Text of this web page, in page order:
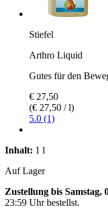
Stiefel
Arthro Liquid
Gutes für den
€ 27,50
(€ 27,50 / l)
5.0 (1)
Inhalt: 1 l
Auf Lager
Zustellung bis Samstag,
23:59 Uhrbestellst.